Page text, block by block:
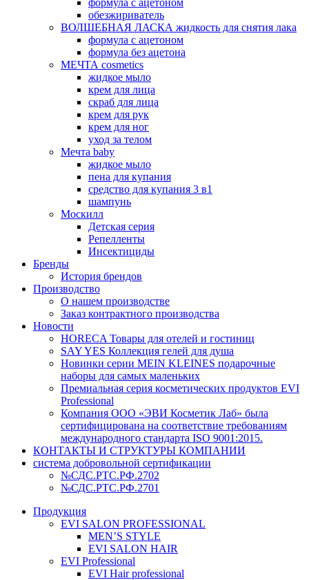
формула с ацетоном
обезжириватель
ВОЛШЕБНАЯ ЛАСКА жидкость для снятия лака
формула с ацетоном
формула без ацетона
МЕЧТА cosmetics
жидкое мыло
крем для лица
скраб для лица
крем для рук
крем для ног
уход за телом
Мечта baby
жидкое мыло
пена для купания
средство для купания 3 в1
шампунь
Москилл
Детская серия
Репелленты
Инсектициды
Бренды
История брендов
Производство
О нашем производстве
Заказ контрактного производства
Новости
HORECA Товары для отелей и гостиниц
SAY YES Коллекция гелей для душа
Новинки серии MEIN KLEINES подарочные
наборы для самых маленьких
Премиальная серия косметических продуктов EVI
Professional
Компания ООО «ЭВИ Косметик Лаб» была
сертифицирована на соответствие требованиям
международного стандарта ISO 9001:2015.
КОНТАКТЫ И СТРУКТУРЫ КОМПАНИИ
система добровольной сертификации
№СДС.РТС.РФ.2702
№СДС.РТС.РФ.2701
Продукция
EVI SALON PROFESSIONAL
MEN’S STYLE
EVI SALON HAIR
EVI Professional
EVI Hair professional